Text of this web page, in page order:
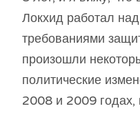
Локхид работал
требованиями
произошли
политические
2008 и 2009 годах,